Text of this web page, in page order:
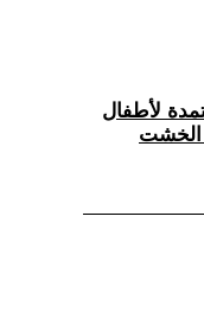
لأطفال
الخشت